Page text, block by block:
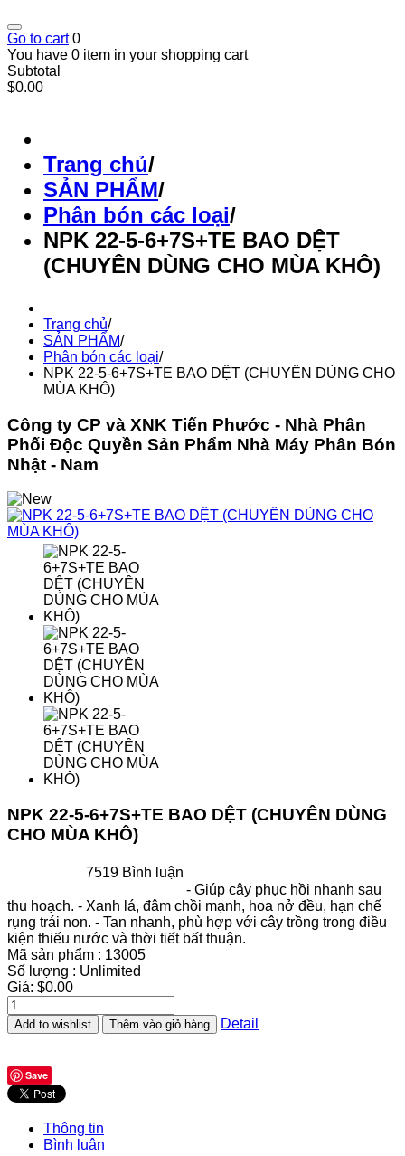
Go to cart 0
You have 0 item in your shopping cart
Subtotal
$0.00
Trang chủ/
SẢN PHẨM/
Phân bón các loại/
NPK 22-5-6+7S+TE BAO DỆT
(CHUYÊN DÙNG CHO MÙA KHÔ)
Trang chủ/
SẢN PHẨM/
Phân bón các loại/
NPK 22-5-6+7S+TE BAO DỆT (CHUYÊN DÙNG CHO
MÙA KHÔ)
Công ty CP và XNK Tiến Phước - Nhà Phân
Phối Độc Quyền Sản Phẩm Nhà Máy Phân Bón
Nhật - Nam
NPK 22-5-6+7S+TE BAO DỆT (CHUYÊN DÙNG
CHO MÙA KHÔ)
7519 Bình luận
- Giúp cây phục hồi nhanh sau
thu hoạch. - Xanh lá, đâm chồi mạnh, hoa nở đều, hạn chế
rụng trái non. - Tan nhanh, phù hợp với cây trồng trong điều
kiện thiếu nước và thời tiết bất thuận.
Mã sản phẩm : 13005
Số lượng : Unlimited
Giá: $0.00
Add to wishlist Thêm vào giỏ hàng Detail
Save
Thông tin
Bình luận